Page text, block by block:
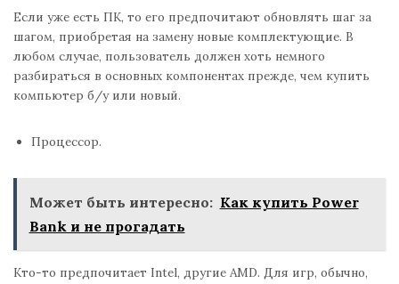
Если уже есть ПК, то его предпочитают обновлять шаг за
шагом, приобретая на замену новые комплектующие. В
любом случае, пользователь должен хоть немного
разбираться в основных компонентах прежде, чем купить
компьютер б/у или новый.
Процессор.
Может быть интересно: Как купить Power
Bank и не прогадать
Кто-то предпочитает Intel, другие AMD. Для игр, обычно,